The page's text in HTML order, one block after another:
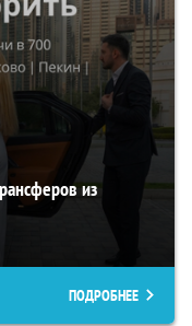
из
ПОДРОБНЕЕ